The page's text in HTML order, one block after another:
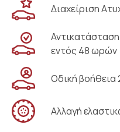
Διαχείριση
εντός 48 ωρών
Οδική βοήθεια
Αλλαγή